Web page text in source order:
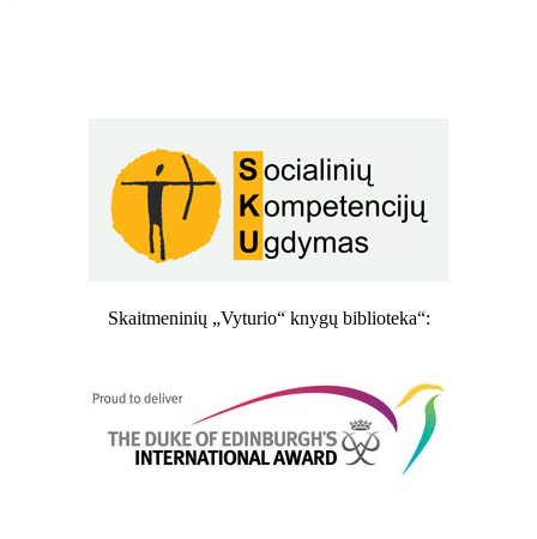
Skaitmeninių „Vyturio“ knygų biblioteka“: